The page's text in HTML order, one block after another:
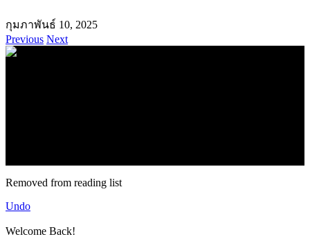
กุมภาพันธ์ 10, 2025
Previous Next
Removed from reading list
Undo
Welcome Back!